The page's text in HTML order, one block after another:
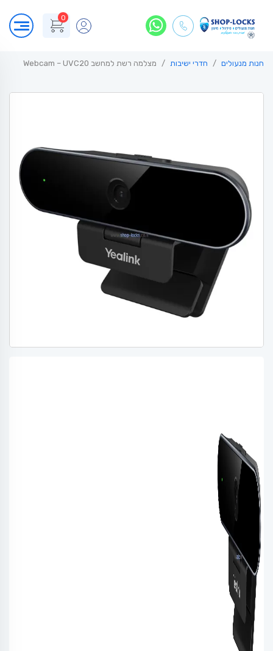
0
חנות מנעולים חדרי ישיבות מצלמה רשת למחשב Webcam – UVC20